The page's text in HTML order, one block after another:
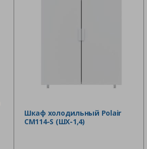
Шкаф холодильный Polair
CM114-S (ШХ-1,4)